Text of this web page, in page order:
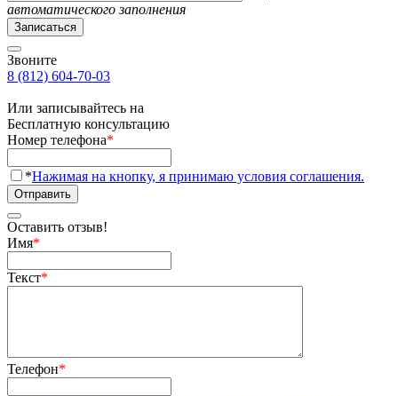
автоматического заполнения
Записаться
Звоните
8 (812) 604-70-03
Или записывайтесь на
Бесплатную консультацию
Номер телефона*
*Нажимая на кнопку, я принимаю условия соглашения.
Отправить
Оставить отзыв!
Имя*
Текст*
Телефон*